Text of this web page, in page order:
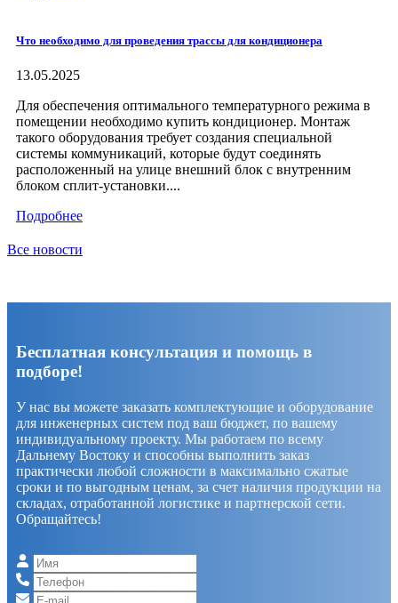
Что необходимо для проведения трассы для кондиционера
13.05.2025
Для обеспечения оптимального температурного режима в
помещении необходимо купить кондиционер. Монтаж
такого оборудования требует создания специальной
системы коммуникаций, которые будут соединять
расположенный на улице внешний блок с внутренним
блоком сплит-установки....
Подробнее
Все новости
Бесплатная консультация и помощь в
подборе!
У нас вы можете заказать комплектующие и оборудование
для инженерных систем под ваш бюджет, по вашему
индивидуальному проекту. Мы работаем по всему
Дальнему Востоку и способны выполнить заказ
практически любой сложности в максимально сжатые
сроки и по выгодным ценам, за счет наличия продукции на
складах, отработанной логистике и партнерской сети.
Обращайтесь!